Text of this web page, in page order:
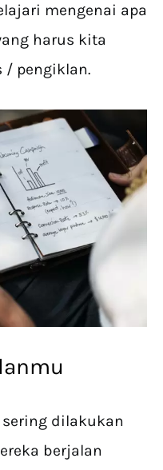
mengenai apa
harus kita
/ pengiklan.
sering dilakukan
berjalan